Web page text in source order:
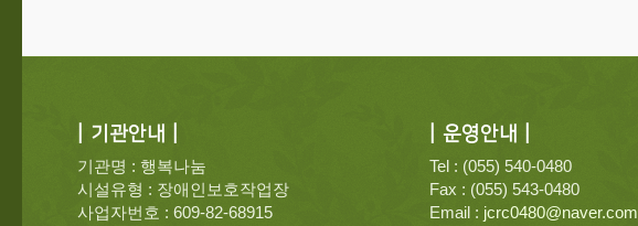
| 기관안내 |
기관명 : 행복나눔
시설유형 : 장애인보호작업장
사업자번호 : 609-82-68915
| 운영안내 |
Tel : (055) 540-0480
Fax : (055) 543-0480
Email : jcrc0480@naver.com